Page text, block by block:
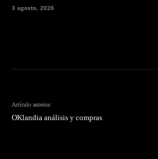
3 agosto, 2026
Artículo anterior
OKlandia análisis y compras